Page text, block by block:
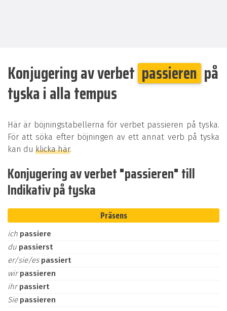
Konjugering av verbet passieren på
tyska i alla tempus
Här är böjningstabellerna för verbet passieren på tyska.
För att söka efter böjningen av ett annat verb på tyska
kan du klicka här.
Konjugering av verbet "passieren" till
Indikativ på tyska
Präsens
ich passiere
du passierst
er/sie/es passiert
wirpassieren
ihrpassiert
Sie passieren